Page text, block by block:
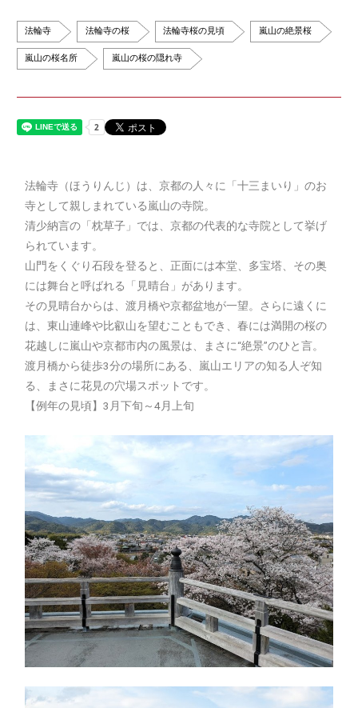
法輪寺 法輪寺の桜 法輪寺桜の見頃 嵐山の絶景桜
嵐山の桜名所 嵐山の桜の隠れ寺
法輪寺（ほうりんじ）は、京都の人々に「十三まいり」のお
寺として親しまれている嵐山の寺院。
清少納言の「枕草子」では、京都の代表的な寺院として挙げ
られています。
山門をくぐり石段を登ると、正面には本堂、多宝塔、その奥
には舞台と呼ばれる「見晴台」があります。
その見晴台からは、渡月橋や京都盆地が一望。さらに遠くに
は、東山連峰や比叡山を望むこともでき、春には満開の桜の
花越しに嵐山や京都市内の風景は、まさに“絶景”のひと言。
渡月橋から徒歩3分の場所にある、嵐山エリアの知る人ぞ知
る、まさに花見の穴場スポットです。
【例年の見頃】3月下旬～4月上旬